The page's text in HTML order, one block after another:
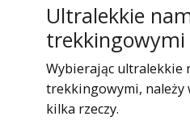
Ultralekkie
trekkingowymi
Wybierając ultralekkie
trekkingowymi, należy
kilka rzeczy.